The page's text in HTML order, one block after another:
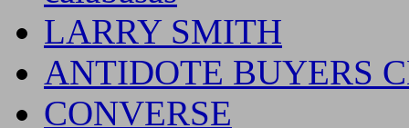
LARRY SMITH
ANTIDOTE BUYERS
CONVERSE